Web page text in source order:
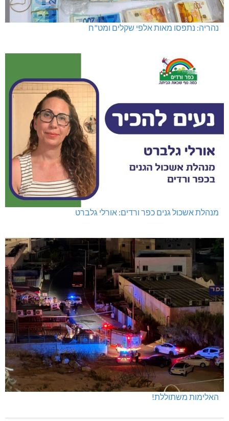
נהריה: נתפסו מאות אלפי שקלים ומט"ח
מנהלת אשכול גנים כפר ורדים: אורלי גלברט
האלימות משתוללת!